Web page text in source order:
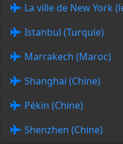
La ville de New York
Istanbul (Turquie)
Marrakech (Maroc)
Shanghai (Chine)
Pékin (Chine)
Shenzhen (Chine)